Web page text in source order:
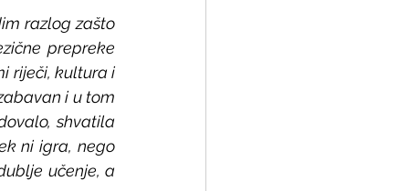
razlog zašto
prepreke
riječi, kultura i
i u tom
shvatila
ni igra, nego
učenje, a